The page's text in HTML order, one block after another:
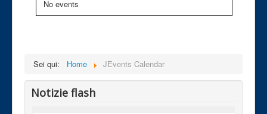
No events
Sei qui: Home JEvents Calendar
Notizie flash